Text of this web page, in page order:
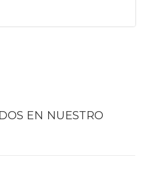
EN NUESTRO